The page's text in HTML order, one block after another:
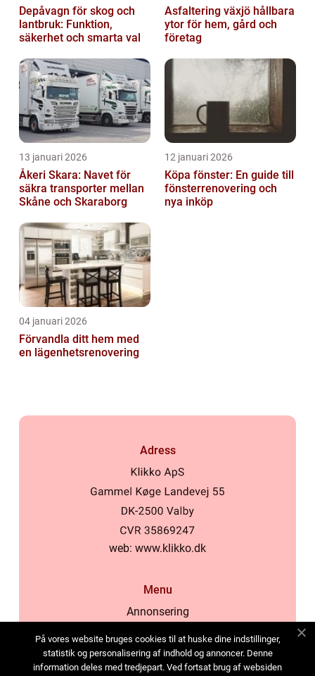
Depåvagn för skog och
lantbruk: Funktion,
säkerhet och smarta val
Asfaltering växjö hållbara
ytor för hem, gård och
företag
13 januari 2026
Åkeri Skara: Navet för
säkra transporter mellan
Skåne och Skaraborg
12 januari 2026
Köpa fönster: En guide till
fönsterrenovering och
nya inköp
04 januari 2026
Förvandla ditt hem med
en lägenhetsrenovering
Adress
web: www.klikko.dk
Menu
Annonsering
Cookies
Kontakta oss
På vores website bruges cookies til at huske dine indstillinger,
statistik og personalisering af indhold og annoncer. Denne
information deles med tredjepart. Ved fortsat brug af websiden